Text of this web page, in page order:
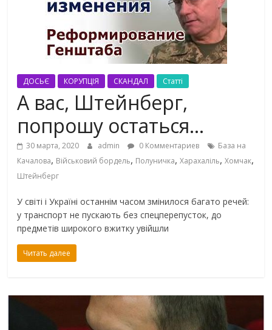
ДОСЬЄ КОРУПЦІЯ СКАНДАЛ Статті
А вас, Штейнберг,
попрошу остаться…
30 марта, 2020 admin 0 Комментариев
База на
Качалова, Військовий бордель, Полуничка,Харахаліль,Хомчак,
Штейнберг
У світі і Україні останнім часом змінилося багато речей:
у транспорт не пускають без спецперепусток, до
предметів широкого вжитку увійшли
Читать далее